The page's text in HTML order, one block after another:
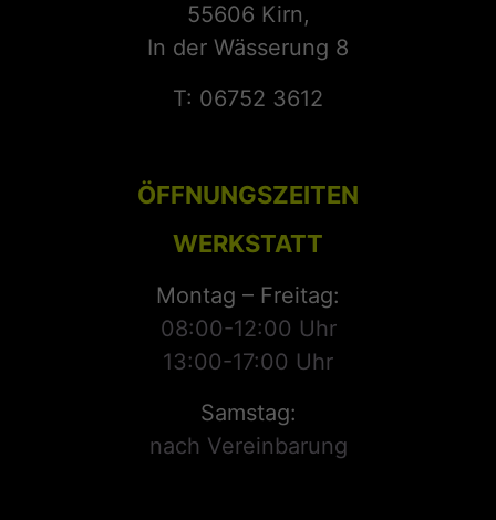
55606 Kirn,
In der Wässerung 8
T: 06752 3612
ÖFFNUNGSZEITEN
WERKSTATT
Montag – Freitag:
08:00-12:00 Uhr
13:00-17:00 Uhr
Samstag:
nach Vereinbarung